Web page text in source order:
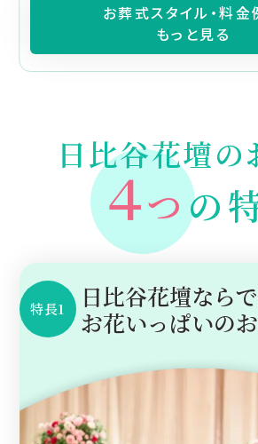
お葬式スタイル・料金
もっと見る
日比谷花壇の
４つ の
特長1
日比谷花壇なら
お花いっぱいの